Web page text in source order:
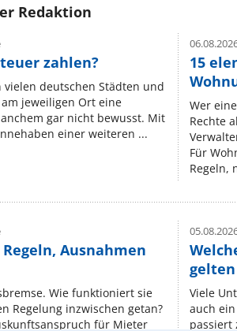
Redaktion
zahlen?
deutschen Städten und
jeweiligen Ort eine
gar nicht bewusst. Mit
einer weiteren ...
15
Wer
Rechte
Für
Regeln,
Ausnahmen
Wie funktioniert sie
Regelung inzwischen getan?
für Mieter
Viele
auch
passiert